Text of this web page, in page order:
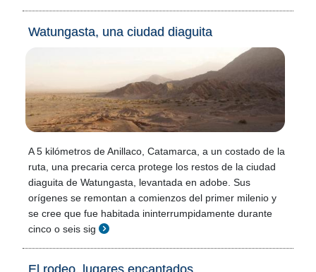
Watungasta, una ciudad diaguita
A 5 kilómetros de Anillaco, Catamarca, a un costado de la
ruta, una precaria cerca protege los restos de la ciudad
diaguita de Watungasta, levantada en adobe. Sus
orígenes se remontan a comienzos del primer milenio y
se cree que fue habitada ininterrumpidamente durante
cinco o seis sig
El rodeo, lugares encantados